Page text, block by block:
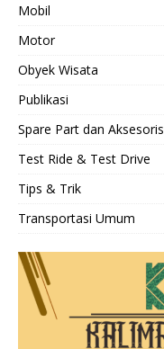
Mobil
Motor
Obyek Wisata
Publikasi
Spare Part dan Aksesoris
Test Ride & Test Drive
Tips & Trik
Transportasi Umum